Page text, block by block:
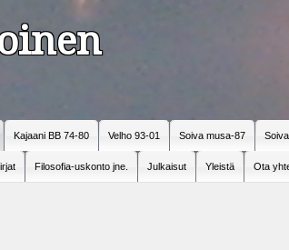
Kajaani BB 74-80 Velho 93-01 Soiva musa-87
Filosofia-uskonto jne. Julkaisut Yleistä Ota